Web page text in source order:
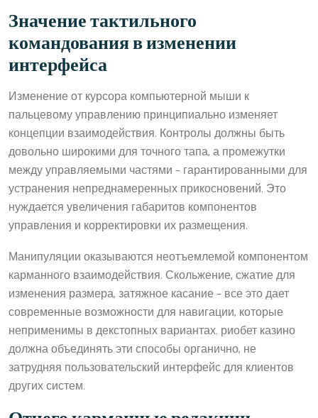
Значение тактильного
командования в изменении
интерфейса
Изменение от курсора компьютерной мыши к
пальцевому управлению принципиально изменяет
концепции взаимодействия. Контролы должны быть
довольно широкими для точного тапа, а промежутки
между управляемыми частями – гарантированными для
устранения непреднамеренных прикосновений. Это
нуждается увеличения габаритов компонентов
управления и корректировки их размещения.
Манипуляции оказываются неотъемлемой компонентом
карманного взаимодействия. Скольжение, сжатие для
изменения размера, затяжное касание – все это дает
современные возможности для навигации, которые
неприменимы в декстопных вариантах. риобет казино
должна объединять эти способы органично, не
затрудняя пользовательский интерфейс для клиентов
других систем.